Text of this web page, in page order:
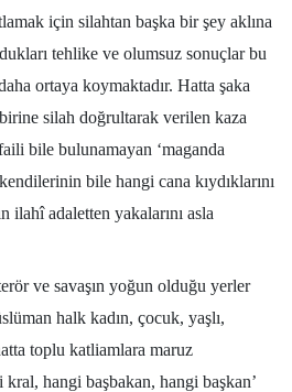
için silahtan başka bir şey aklına
tehlike ve olumsuz sonuçlar bu
ortaya koymaktadır. Hatta şaka
silah doğrultarak verilen kaza
bile bulunamayan ‘maganda
bile hangi cana kıydıklarını
ilahî adaletten yakalarını asla
ve savaşın yoğun olduğu yerler
halk kadın, çocuk, yaşlı,
toplu katliamlara maruz
kral, hangi başbakan, hangi başkan’